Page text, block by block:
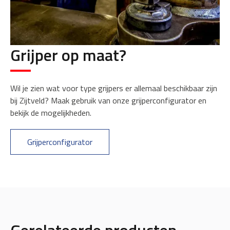
Grijper op maat?
Wil je zien wat voor type grijpers er allemaal beschikbaar zijn
bij Zijtveld? Maak gebruik van onze grijperconfigurator en
bekijk de mogelijkheden.
Grijperconfigurator